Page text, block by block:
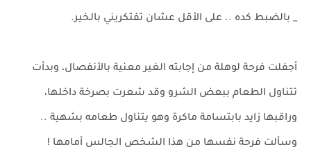
_ بالضبط كده .. على الأقل عشان تفتكريني بالخير.
أجفلت فرحة لوهلة من إجابته الغير معنية بالأنفصال، وبدأت
تتناول الطعام ببعض الشرو وقد شعرت بصرخة داخلها،
وراقبها زايد بابتسامة ماكرة وهو يتناول طعامه بشهية ..
وسألت فرحة نفسها من هذا الشخص الجالس أمامها !